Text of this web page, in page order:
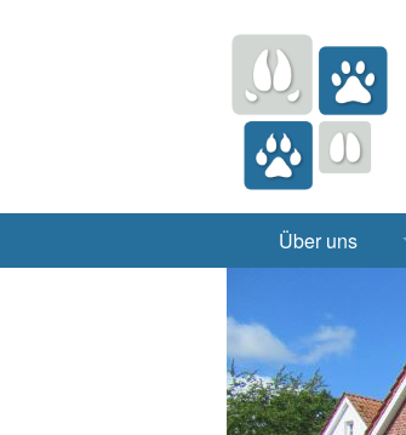
Über uns
Apotheke
Labor